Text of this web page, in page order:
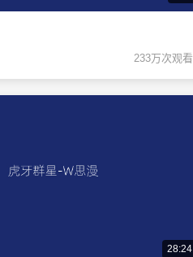
233万次观看
28:24